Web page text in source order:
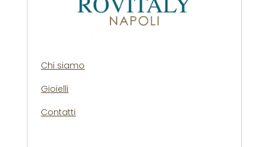
Chi siamo
Gioielli
Contatti